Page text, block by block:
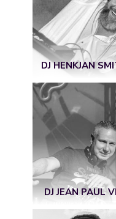
DJ HENKJAN
DJ JEAN PAUL